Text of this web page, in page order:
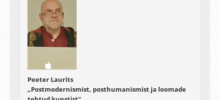
Peeter Laurits
„Postmodernismist, posthumanismist ja loomade